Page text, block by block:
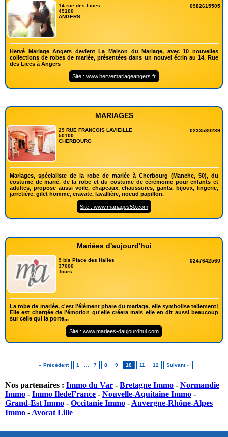
14 rue des Lices
49100
ANGERS
0982615505
Hervé Mariage Angers devient La Maison du Mariage, avec 10 nouvelles
collections de robes de mariée, présentées dans un nouvel écrin au 14, Rue
des Lices à Angers
Site : www.hervemariageangers.fr
MARIAGES
29 RUE FRANCOIS LAVIEILLE
50100
CHERBOURG
0233530289
Mariages, spécialiste de la robe de mariée à Cherbourg (Manche, 50), du
costume de marié, de la robe et du costume de cérémonie pour enfants et
adultes, propose aussi voile, chapeaux, chaussures, gants, bijoux, lingerie,
jarretière, gilet homme, cravate, lavallière, noeud papillon.
Site : www.mariages50.com
Mariées d'aujourd'hui
9 bis Place des Halles
37000
Tours
0247642560
La robe de mariée, c'est l'élément phare du mariage, elle symbolise tellement!
Elle est chargée de l'émotion qu'elle créera mais elle en dit aussi beaucoup
sur celle qui la porte...
Site : www.mariees-daujourdhui.com
« Précédent 1 … 7 8 9 10 11 12 Suivant »
Nos partenaires : Immo du Var - Bretagne Immo - Normandie
Immo - Immo IledeFrance - Nouvelle-Aquitaine Immo -
Grand-Est Immo - Occitanie Immo - Auvergne-Rhône-Alpes
Immo - Avocat Lille